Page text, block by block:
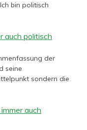
bin politisch
auch politisch
der
seine
sondern die
auch